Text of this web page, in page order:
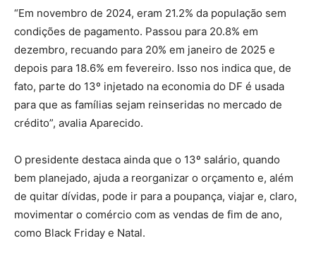
“Em novembro de 2024, eram 21.2% da população sem
condições de pagamento. Passou para 20.8% em
dezembro, recuando para 20% em janeiro de 2025 e
depois para 18.6% em fevereiro. Isso nos indica que, de
fato, parte do 13º injetado na economia do DF é usada
para que as famílias sejam reinseridas no mercado de
crédito”, avalia Aparecido.
O presidente destaca ainda que o 13º salário, quando
bem planejado, ajuda a reorganizar o orçamento e, além
de quitar dívidas, pode ir para a poupança, viajar e, claro,
movimentar o comércio com as vendas de fim de ano,
como Black Friday e Natal.